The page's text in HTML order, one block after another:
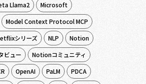
Llama2
Microsoft
Model Context Protocol MCP
シリーズ NLP
Notion
ビュー
Notionコミュニティ
OpenAI PaLM
PDCA